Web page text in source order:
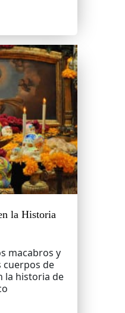
la Historia
macabros y
cuerpos de
la historia de